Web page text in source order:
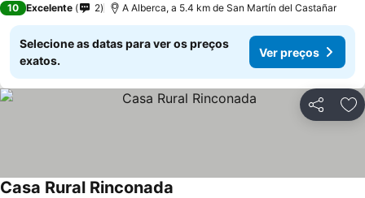
10 Excelente 2 A Alberca, a 5.4 km de San Martín del Castañar
Selecione as datas para ver os preços
exatos.
Ver preços
Partilhar
Casa Rural Rinconada